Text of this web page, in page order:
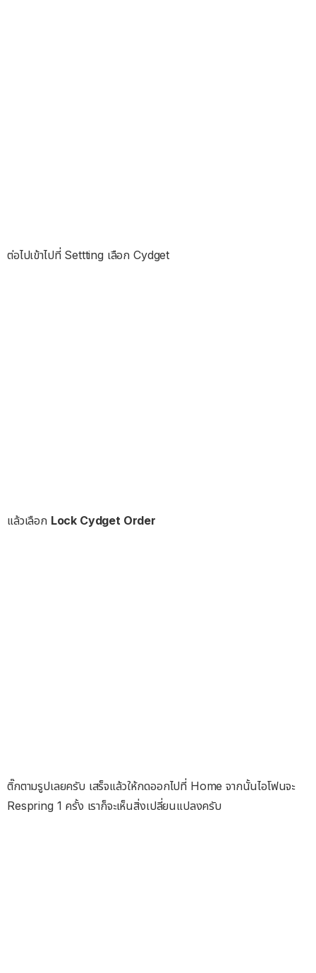
ต่อไปเข้าไปที่ Settting เลือก Cydget
แล้วเลือก Lock Cydget Order
ติ๊กตามรูปเลยครับ เสร็จแล้วให้กดออกไปที่ Home จากนั้นไอโฟนจะ
Respring 1 ครั้ง เราก็จะเห็นสิ่งเปลี่ยนแปลงครับ